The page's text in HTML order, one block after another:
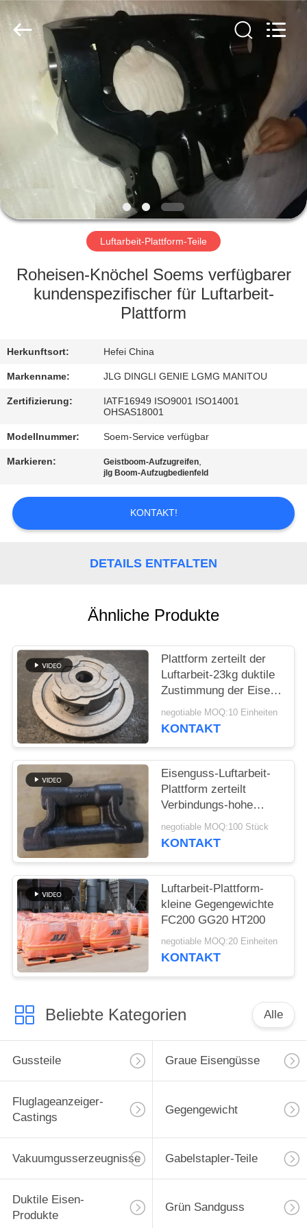
HAUS
PRODUKTE
ÜBER
UNS
FABRIK-
AUSFLUG
QUALITÄTSKONTROLLE
SIE
MIT
UNS
VERBINDUNG
FORDERN
SITEMAP
PRIVACY
POLICY
Casting
Forging
Factory.
Rights
Luftarbeit-Plattform-Teile
Roheisen-Knöchel Soems verfügbarer
kundenspezifischer für Luftarbeit-
Plattform
Herkunftsort: Hefei China
Markenname: JLG DINGLI GENIE LGMG MANITOU
Zertifizierung:
IATF16949 ISO9001 ISO14001
OHSAS18001
Modellnummer: Soem-Service verfügbar
Markieren: Geistboom-Aufzugreifen,
jlg Boom-Aufzugbedienfeld
KONTAKT!
DETAILS ENTFALTEN
Ähnliche Produkte
Plattform zerteilt der
Luftarbeit-23kg duktile
Zustimmung der Eisen-
Produkt-PHC ISO9001
negotiable MOQ:10 Einheiten
KONTAKT
Eisenguss-Luftarbeit-
Plattform zerteilt
Verbindungs-hohe
Casting-Qualität mit
PPMs 1000
negotiable MOQ:100 Stück
KONTAKT
Luftarbeit-Plattform-
kleine Gegengewichte
FC200 GG20 HT200
negotiable MOQ:20 Einheiten
KONTAKT
Beliebte Kategorien Alle
Gussteile Graue Eisengüsse
Fluglageanzeiger-
Castings
Gegengewicht
Vakuumgusserzeugnisse Gabelstapler-Teile
Duktile Eisen-
Produkte
Grün Sandguss